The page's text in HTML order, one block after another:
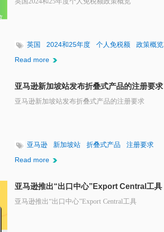
英国 2024和25年度 个人免税额
政策概览
Read more
亚马逊新加坡站发布折叠式产品的注册要求
亚马逊新加坡站发布折叠式产品的注册要求
亚马逊 新加坡站 折叠式产品
注册要求
Read more
亚马逊推出“出口中心”Export Central工具
亚马逊推出“出口中心”Export Central工具